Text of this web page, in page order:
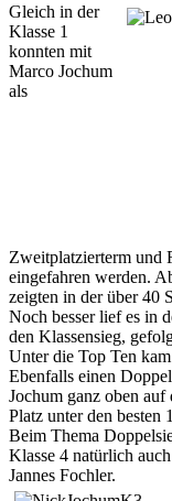
Gleich in der
Klasse 1
konnten mit
Marco Jochum
als
Zweitplatzierterm und
eingefahren werden.
zeigten in der über 40
Noch besser lief es in
den Klassensieg,
Unter die Top Ten
Ebenfalls einen
Jochum ganz oben
Platz unter den besten
Beim Thema
Klasse 4 natürlich
Jannes Fochler.